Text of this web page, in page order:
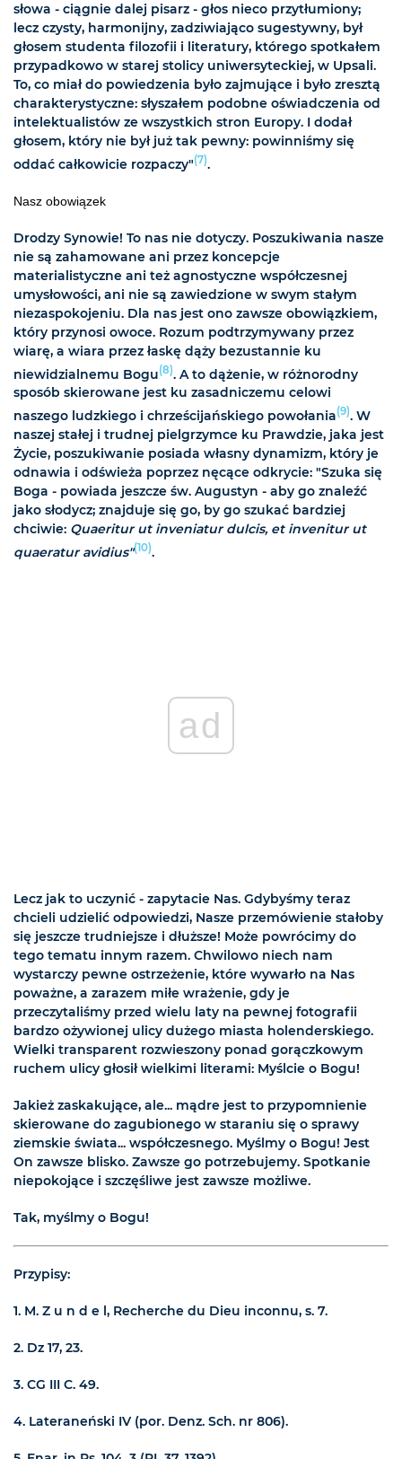
słowa - ciągnie dalej pisarz - głos nieco przytłumiony;
lecz czysty, harmonijny, zadziwiająco sugestywny, był
głosem studenta filozofii i literatury, którego spotkałem
przypadkowo w starej stolicy uniwersyteckiej, w Upsali.
To, co miał do powiedzenia było zajmujące i było zresztą
charakterystyczne: słyszałem podobne oświadczenia od
intelektualistów ze wszystkich stron Europy. I dodał
głosem, który nie był już tak pewny: powinniśmy się
oddać całkowicie rozpaczy"(7).
Nasz obowiązek
Drodzy Synowie! To nas nie dotyczy. Poszukiwania nasze
nie są zahamowane ani przez koncepcje
materialistyczne ani też agnostyczne współczesnej
umysłowości, ani nie są zawiedzione w swym stałym
niezaspokojeniu. Dla nas jest ono zawsze obowiązkiem,
który przynosi owoce. Rozum podtrzymywany przez
wiarę, a wiara przez łaskę dąży bezustannie ku
niewidzialnemu Bogu(8). A to dążenie, w różnorodny
sposób skierowane jest ku zasadniczemu celowi
naszego ludzkiego i chrześcijańskiego powołania(9). W
naszej stałej i trudnej pielgrzymce ku Prawdzie, jaka jest
Życie, poszukiwanie posiada własny dynamizm, który je
odnawia i odświeża poprzez nęcące odkrycie: "Szuka się
Boga - powiada jeszcze św. Augustyn - aby go znaleźć
jako słodycz; znajduje się go, by go szukać bardziej
chciwie: Quaeritur ut inveniatur dulcis, et invenitur ut
quaeratur avidius"(10).
ad
Lecz jak to uczynić - zapytacie Nas. Gdybyśmy teraz
chcieli udzielić odpowiedzi, Nasze przemówienie stałoby
się jeszcze trudniejsze i dłuższe! Może powrócimy do
tego tematu innym razem. Chwilowo niech nam
wystarczy pewne ostrzeżenie, które wywarło na Nas
poważne, a zarazem miłe wrażenie, gdy je
przeczytaliśmy przed wielu laty na pewnej fotografii
bardzo ożywionej ulicy dużego miasta holenderskiego.
Wielki transparent rozwieszony ponad gorączkowym
ruchem ulicy głosił wielkimi literami: Myślcie o Bogu!
Jakież zaskakujące, ale... mądre jest to przypomnienie
skierowane do zagubionego w staraniu się o sprawy
ziemskie świata... współczesnego. Myślmy o Bogu! Jest
On zawsze blisko. Zawsze go potrzebujemy. Spotkanie
niepokojące i szczęśliwe jest zawsze możliwe.
Tak, myślmy o Bogu!
Przypisy:
1. M. Z u n d e l, Recherche du Dieu inconnu, s. 7.
2. Dz 17, 23.
3. CG III C. 49.
4. Lateraneński IV (por. Denz. Sch. nr 806).